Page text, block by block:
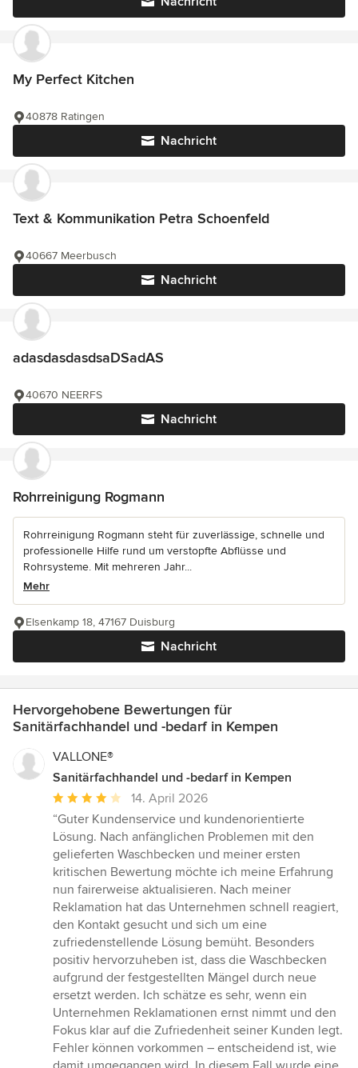
My Perfect Kitchen
Nachricht
40878 Ratingen
Text & Kommunikation Petra Schoenfeld
Nachricht
40667 Meerbusch
adasdasdasdsaDSadAS
Nachricht
40670 NEERFS
Rohrreinigung Rogmann
Rohrreinigung Rogmann steht für zuverlässige, schnelle und
professionelle Hilfe rund um verstopfte Abflüsse und
Rohrsysteme. Mit mehreren Jahr...
Mehr
Nachricht
Elsenkamp 18, 47167 Duisburg
Hervorgehobene Bewertungen für
Sanitärfachhandel und -bedarf in Kempen
VALLONE®
Sanitärfachhandel und -bedarf in Kempen
Durchschnittliche
Bewertung:
4
von
5
Sternen
14. April 2026
“Guter Kundenservice und kundenorientierte
Lösung. Nach anfänglichen Problemen mit den
gelieferten Waschbecken und meiner ersten
kritischen Bewertung möchte ich meine Erfahrung
nun fairerweise aktualisieren. Nach meiner
Reklamation hat das Unternehmen schnell reagiert,
den Kontakt gesucht und sich um eine
zufriedenstellende Lösung bemüht. Besonders
positiv hervorzuheben ist, dass die Waschbecken
aufgrund der festgestellten Mängel durch neue
ersetzt werden. Ich schätze es sehr, wenn ein
Unternehmen Reklamationen ernst nimmt und den
Fokus klar auf die Zufriedenheit seiner Kunden legt.
Fehler können vorkommen – entscheidend ist, wie